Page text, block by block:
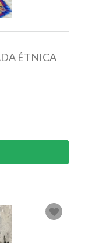
ÉTNICA